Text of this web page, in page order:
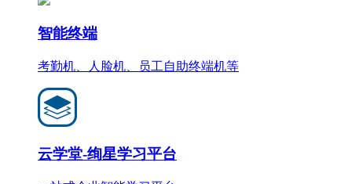
智能终端
考勤机、人脸机、员工自助终端机等
云学堂-绚星学习平台